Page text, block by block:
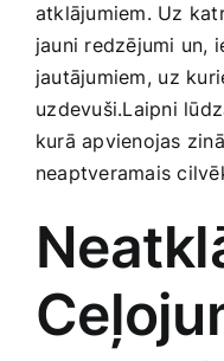
Zoo preces
atklājumiem. Uz
jauni redzējumi un,
jautājumiem, ⁢uz
⁤uzdevuši.Laipni
kurā apvienojas
neaptveramais